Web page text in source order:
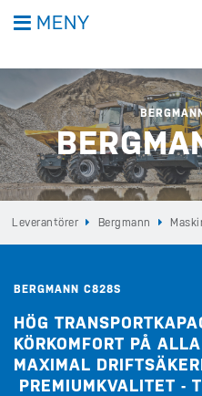
MENY
Leverantörer Bergmann
BERGMANN C828S
HÖG
KÖRKOMFORT PÅ
MAXIMAL
PREMIUMKVALITET -